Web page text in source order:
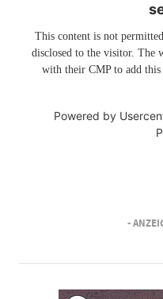
This content is not
disclosed to the visitor. The
with their CMP to add
Powered by
-